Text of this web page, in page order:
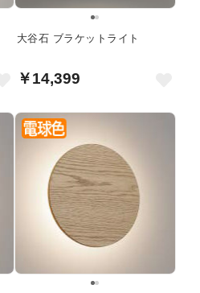
大谷石 ブラケットライト
￥14,399